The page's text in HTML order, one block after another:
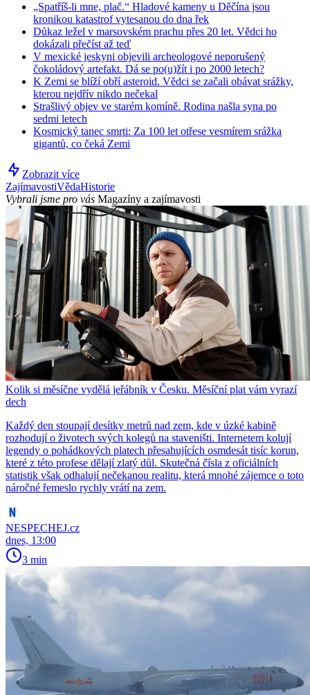
„Spatříš-li mne, plač.“ Hladové kameny u Děčína jsou
kronikou katastrof vytesanou do dna řek
Důkaz ležel v marsovském prachu přes 20 let. Vědci ho
dokázali přečíst až teď
V mexické jeskyni objevili archeologové neporušený
čokoládový artefakt. Dá se po(u)žít i po 2000 letech?
K Zemi se blíží obří asteroid. Vědci se začali obávat srážky,
kterou nejdřív nikdo nečekal
Strašlivý objev ve starém komíně. Rodina našla syna po
sedmi letech
Kosmický tanec smrti: Za 100 let otřese vesmírem srážka
gigantů, co čeká Zemi
Zobrazit více
ZajímavostiVědaHistorie
Vybrali jsme pro vás Magazíny a zajímavosti
Kolik si měsíčne vydělá jeřábník v Česku. Měsíční plat vám vyrazí
dech
Každý den stoupají desítky metrů nad zem, kde v úzké kabině
rozhodují o životech svých kolegů na staveništi. Internetem kolují
legendy o pohádkových platech přesahujících osmdesát tisíc korun,
které z této profese dělají zlatý důl. Skutečná čísla z oficiálních
statistik však odhalují nečekanou realitu, která mnohé zájemce o toto
náročné řemeslo rychly vrátí na zem.
NESPECHEJ.cz
dnes, 13:00
3 min